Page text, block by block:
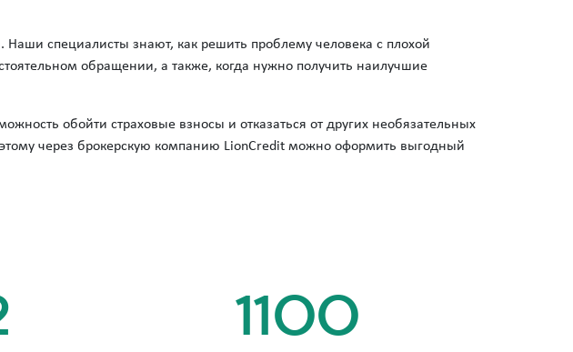
специалисты знают, как решить проблему человека с плохой
обращении, а также, когда нужно получить наилучшие
обойти страховые взносы и отказаться от других необязательных
через брокерскую компанию LionCredit можно оформить выгодный
1100